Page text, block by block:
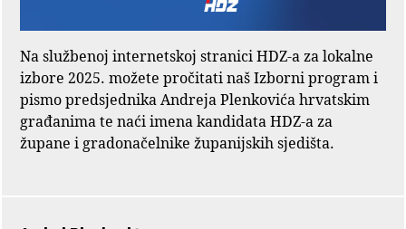
Na službenoj internetskoj stranici HDZ-a za lokalne
izbore 2025. možete pročitati naš Izborni program i
pismo predsjednika Andreja Plenkovića hrvatskim
građanima te naći imena kandidata HDZ-a za
župane i gradonačelnike županijskih sjedišta.